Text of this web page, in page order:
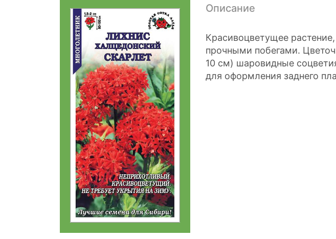
Описание
Красивоцветущее
прочными побегами.
10 см) шаровидные
для оформления заднего